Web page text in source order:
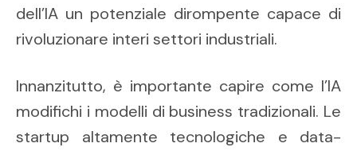
dell’IA un potenziale dirompente capace di
rivoluzionare interi settori industriali.
Innanzitutto, è importante capire come l’IA
modifichi i modelli di business tradizionali. Le
startup altamente tecnologiche e data-